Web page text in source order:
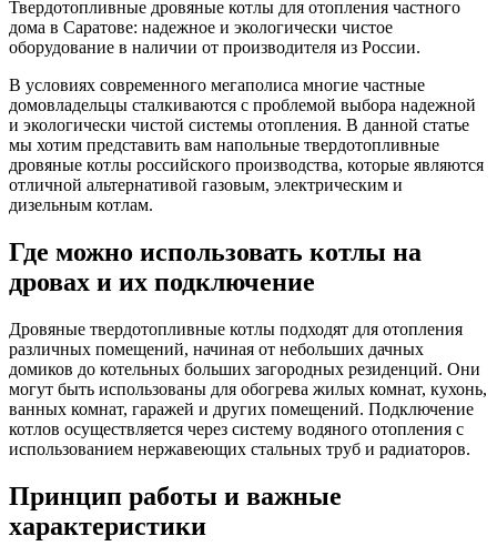
Твердотопливные дровяные котлы для отопления частного
дома в Саратове: надежное и экологически чистое
оборудование в наличии от производителя из России.
В условиях современного мегаполиса многие частные
домовладельцы сталкиваются с проблемой выбора надежной
и экологически чистой системы отопления. В данной статье
мы хотим представить вам напольные твердотопливные
дровяные котлы российского производства, которые являются
отличной альтернативой газовым, электрическим и
дизельным котлам.
Где можно использовать котлы на
дровах и их подключение
Дровяные твердотопливные котлы подходят для отопления
различных помещений, начиная от небольших дачных
домиков до котельных больших загородных резиденций. Они
могут быть использованы для обогрева жилых комнат, кухонь,
ванных комнат, гаражей и других помещений. Подключение
котлов осуществляется через систему водяного отопления с
использованием нержавеющих стальных труб и радиаторов.
Принцип работы и важные
характеристики